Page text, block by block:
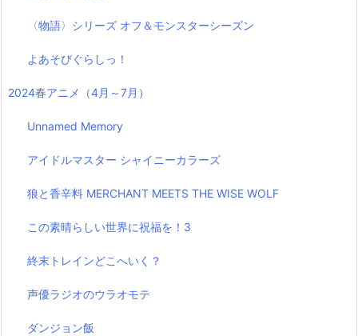
〈物語〉シリーズ オフ＆モンスターシーズン
よあそびぐらしっ！
2024春アニメ（4月～7月）
Unnamed Memory
アイドルマスター シャイニーカラーズ
狼と香辛料 MERCHANT MEETS THE WISE WOLF
この素晴らしい世界に祝福を！3
終末トレインどこへいく？
声優ラジオのウラオモテ
ダンジョン飯